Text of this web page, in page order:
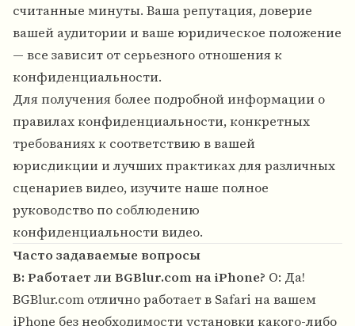
считанные минуты. Ваша репутация, доверие
вашей аудитории и ваше юридическое положение
— все зависит от серьезного отношения к
конфиденциальности.
Для получения более подробной информации о
правилах конфиденциальности, конкретных
требованиях к соответствию в вашей
юрисдикции и лучших практиках для различных
сценариев видео, изучите наше полное
руководство по соблюдению
конфиденциальности видео.
Часто задаваемые вопросы
В: Работает ли BGBlur.com на iPhone? О: Да!
BGBlur.com отлично работает в Safari на вашем
iPhone без необходимости установки какого-либо